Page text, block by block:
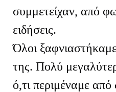
συμμετείχαν, από
ειδήσεις.
Όλοι
της. Πολύ
ό,τι περιμέναμε